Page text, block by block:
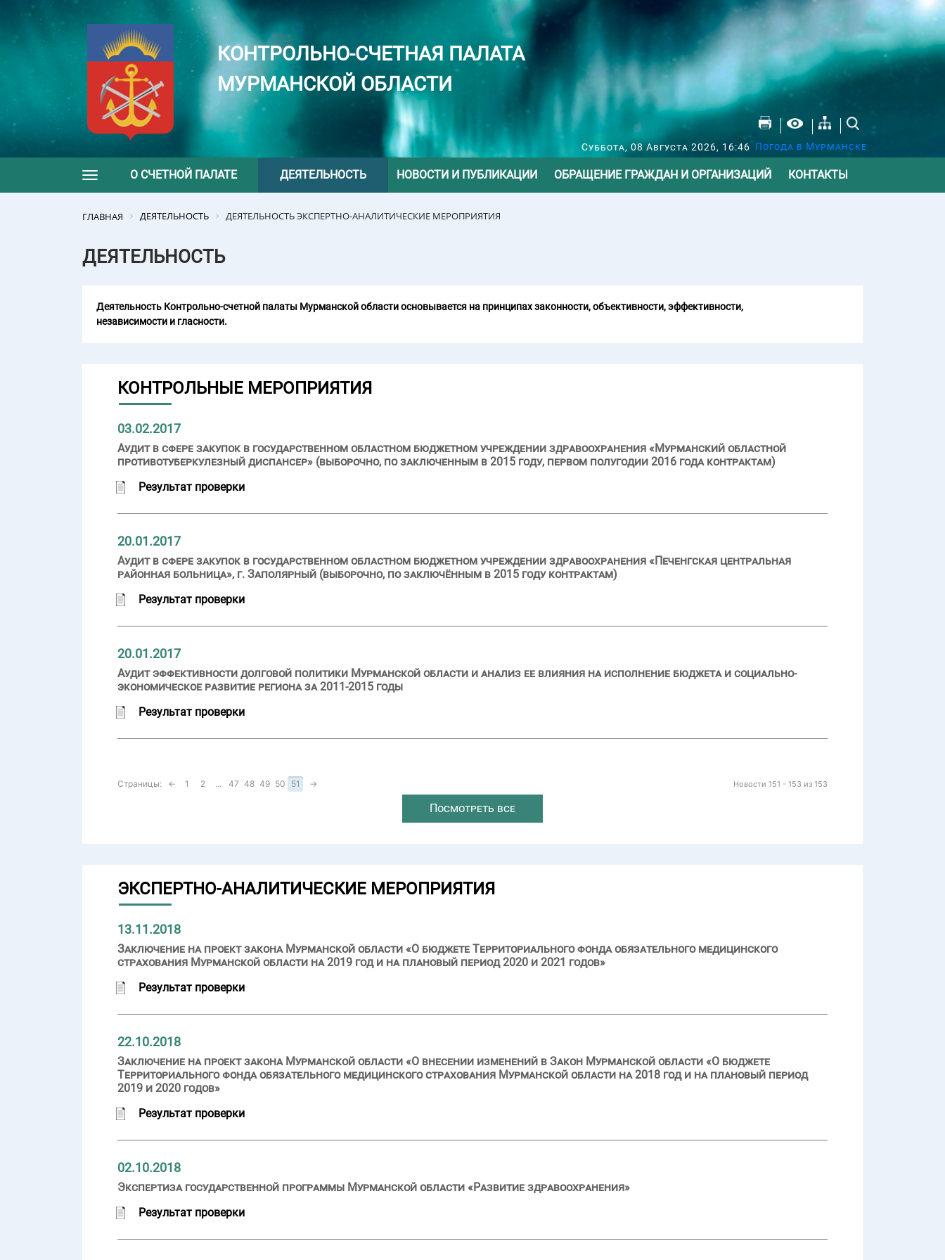
КОНТРОЛЬНО-СЧЕТНАЯ ПАЛАТА
МУРМАНСКОЙ ОБЛАСТИ
Суббота, 08 Августа 2026, 16:46 Погода в Мурманске
Toggle navigation
О СЧЕТНОЙ ПАЛАТЕ ДЕЯТЕЛЬНОСТЬ НОВОСТИ И ПУБЛИКАЦИИ ОБРАЩЕНИЕ ГРАЖДАН И ОРГАНИЗАЦИЙ КОНТАКТЫ
ГЛАВНАЯ ДЕЯТЕЛЬНОСТЬ ДЕЯТЕЛЬНОСТЬ ЭКСПЕРТНО-АНАЛИТИЧЕСКИЕ МЕРОПРИЯТИЯ
ДЕЯТЕЛЬНОСТЬ
Деятельность Контрольно-счетной палаты Мурманской области основывается на принципах законности, объективности, эффективности,
независимости и гласности.
КОНТРОЛЬНЫЕ МЕРОПРИЯТИЯ
03.02.2017
Аудит в сфере закупок в государственном областном бюджетном учреждении здравоохранения «Мурманский областной
противотуберкулезный диспансер» (выборочно, по заключенным в 2015 году, первом полугодии 2016 года контрактам)
Результат проверки
20.01.2017
Аудит в сфере закупок в государственном областном бюджетном учреждении здравоохранения «Печенгская центральная
районная больница», г. Заполярный (выборочно, по заключённым в 2015 году контрактам)
Результат проверки
20.01.2017
Аудит эффективности долговой политики Мурманской области и анализ ее влияния на исполнение бюджета и социально-
экономическое развитие региона за 2011-2015 годы
Результат проверки
Новости 151 - 153 из 153
Страницы: ← 1 2 ... 47 48 49 50 51 →
Посмотреть все
ЭКСПЕРТНО-АНАЛИТИЧЕСКИЕ МЕРОПРИЯТИЯ
13.11.2018
Заключение на проект закона Мурманской области «О бюджете Территориального фонда обязательного медицинского
страхования Мурманской области на 2019 год и на плановый период 2020 и 2021 годов»
Результат проверки
22.10.2018
Заключение на проект закона Мурманской области «О внесении изменений в Закон Мурманской области «О бюджете
Территориального фонда обязательного медицинского страхования Мурманской области на 2018 год и на плановый период
2019 и 2020 годов»
Результат проверки
02.10.2018
Экспертиза государственной программы Мурманской области «Развитие здравоохранения»
Результат проверки